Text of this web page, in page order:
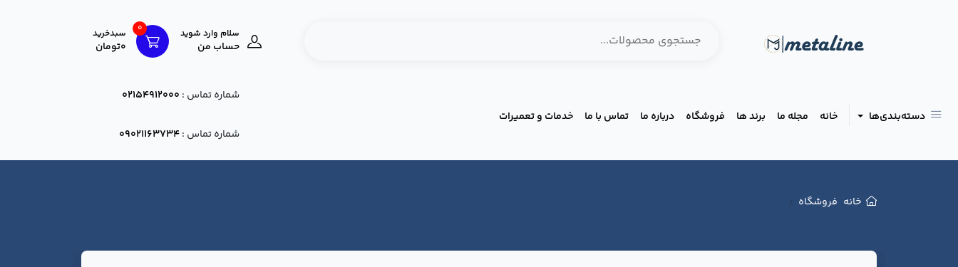
سلام وارد شوید
حساب من
0 سبدخرید
0تومان
دسته‌بندی‌ها خانه مجله ما برند ها فروشگاه درباره ما تماس با ما خدمات و تعمیرات
شماره تماس : 02154912000
شماره تماس :09021163734
خانه فروشگاه